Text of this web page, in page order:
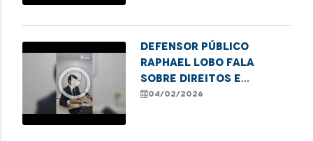
play_circle_outline
Defensor Público
Raphael Lobo fala
sobre direitos e
deveres na pensão
04/02/2026